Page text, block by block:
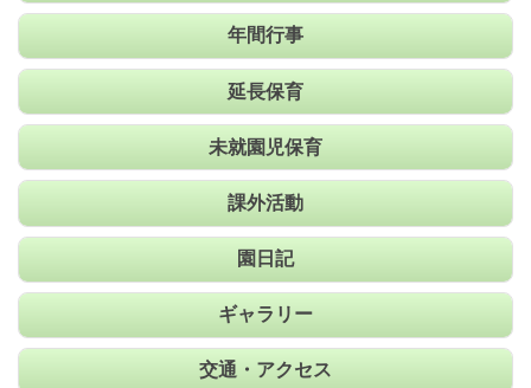
年間行事
延長保育
未就園児保育
課外活動
園日記
ギャラリー
交通・アクセス